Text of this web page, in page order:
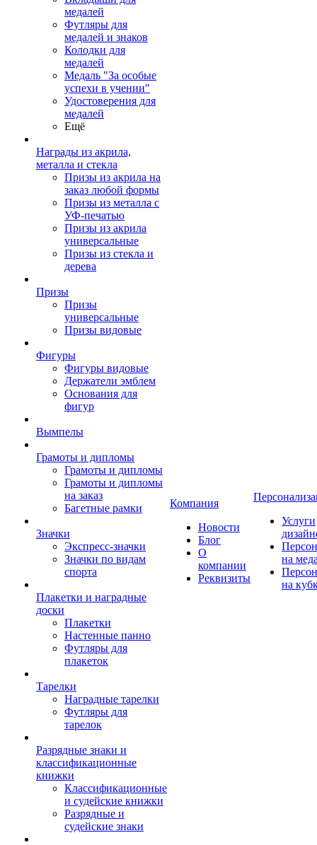
медалей
Футляры для
медалей и знаков
Колодки для
медалей
Медаль "За особые
успехи в учении"
Удостоверения для
медалей
Ещё
Награды из акрила,
металла и стекла
Призы из акрила на
заказ любой формы
Призы из металла с
УФ-печатью
Призы из акрила
универсальные
Призы из стекла и
дерева
Призы
Призы
универсальные
Призы видовые
Фигуры
Фигуры видовые
Держатели эмблем
Основания для
фигур
Вымпелы
Грамоты и дипломы
Грамоты и дипломы
Грамоты и дипломы
на заказ
Багетные рамки
Значки
Экспресс-значки
Значки по видам
спорта
Плакетки и наградные
доски
Плакетки
Настенные панно
Футляры для
плакеток
Тарелки
Наградные тарелки
Футляры для
тарелок
Разрядные знаки и
классификационные
книжки
Классификационные
и судейские книжки
Разрядные и
судейские знаки
Компания
Новости
Блог
О
компании
Реквизиты
Услуги
на
на